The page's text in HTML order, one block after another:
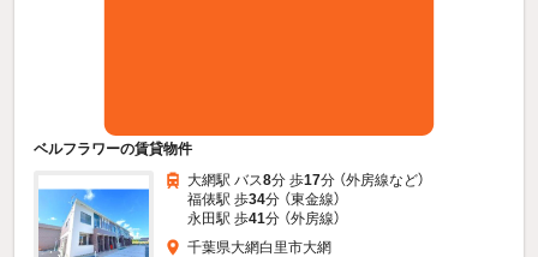
ベルフラワーの賃貸物件
大網駅 バス8分 歩17分 （外房線など）
福俵駅 歩34分 （東金線）
永田駅 歩41分 （外房線）
千葉県大網白里市大網